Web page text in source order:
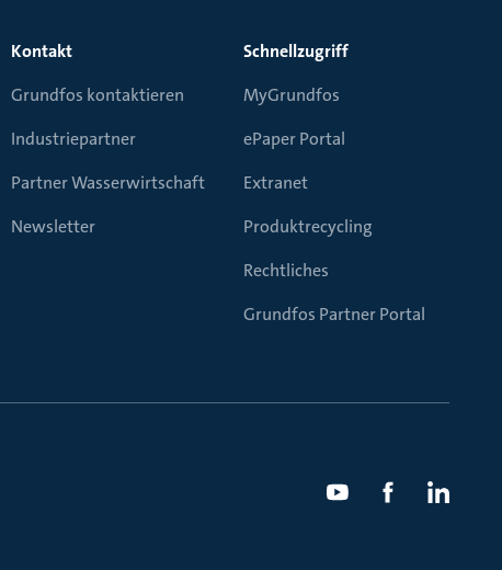
Kontakt
Grundfos kontaktieren
Industriepartner
Partner Wasserwirtschaft
Newsletter
Schnellzugriff
MyGrundfos
ePaper Portal
Extranet
Produktrecycling
Rechtliches
Grundfos Partner Portal